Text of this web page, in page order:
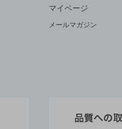
マイページ
メールマガジン